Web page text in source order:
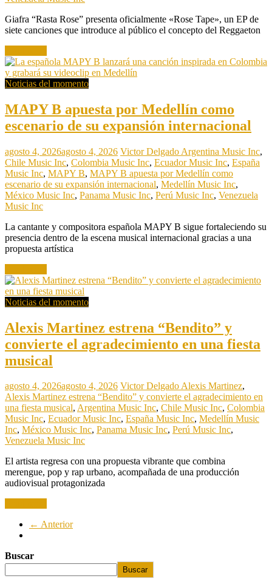
Giafra “Rasta Rose” presenta oficialmente «Rose Tape», un EP de
siete canciones que introduce al público el concepto del Reggaeton
Noticias del momento
MAPY B apuesta por Medellín como
escenario de su expansión internacional
agosto 4, 2026agosto 4, 2026 Victor Delgado Argentina Music Inc,
Chile Music Inc, Colombia Music Inc, Ecuador Music Inc, España
Music Inc, MAPY B, MAPY B apuesta por Medellín como
escenario de su expansión internacional, Medellín Music Inc,
México Music Inc, Panama Music Inc, Perú Music Inc, Venezuela
Music Inc
La cantante y compositora española MAPY B sigue fortaleciendo su
presencia dentro de la escena musical internacional gracias a una
propuesta artística
Noticias del momento
Alexis Martinez estrena “Bendito” y
convierte el agradecimiento en una fiesta
musical
agosto 4, 2026agosto 4, 2026 Victor DelgadoAlexis Martinez,
Alexis Martinez estrena “Bendito” y convierte el agradecimiento en
una fiesta musical, Argentina Music Inc, Chile Music Inc, Colombia
Music Inc, Ecuador Music Inc, España Music Inc, Medellín Music
Inc, México Music Inc, Panama Music Inc, Perú Music Inc,
Venezuela Music Inc
El artista regresa con una propuesta vibrante que combina
merengue, pop y rap urbano, acompañada de una producción
audiovisual protagonizada
← Anterior
Buscar
Buscar